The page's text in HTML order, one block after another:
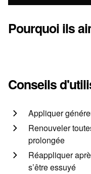
Pourquoi ils
Conseils
Appliquer
Renouveler
prolongée
Réappliquer
s’être essuyé